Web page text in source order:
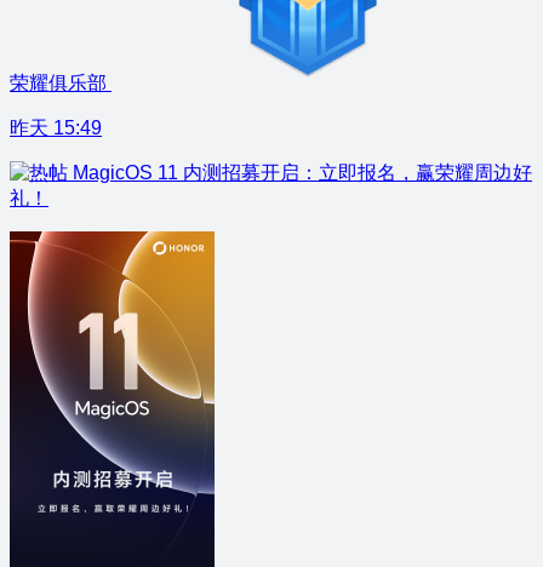
荣耀俱乐部
昨天 15:49
MagicOS 11 内测招募开启：立即报名，赢荣耀周边好
礼！